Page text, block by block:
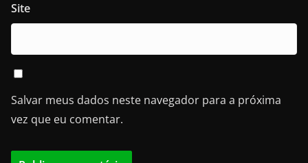
Site
Salvar meus dados neste navegador para a próxima
vez que eu comentar.